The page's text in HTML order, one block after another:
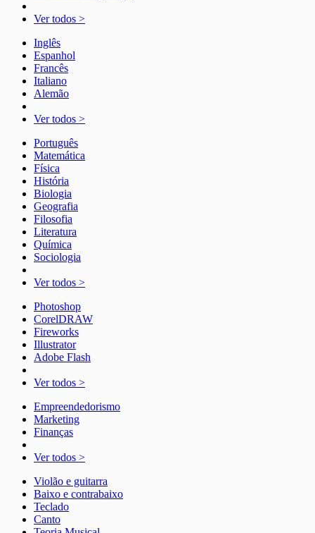
Ver todos >
Inglês
Espanhol
Francês
Italiano
Alemão
Ver todos >
Português
Matemática
Física
História
Biologia
Geografia
Filosofia
Literatura
Química
Sociologia
Ver todos >
Photoshop
CorelDRAW
Fireworks
Illustrator
Adobe Flash
Ver todos >
Empreendedorismo
Marketing
Finanças
Ver todos >
Violão e guitarra
Baixo e contrabaixo
Teclado
Canto